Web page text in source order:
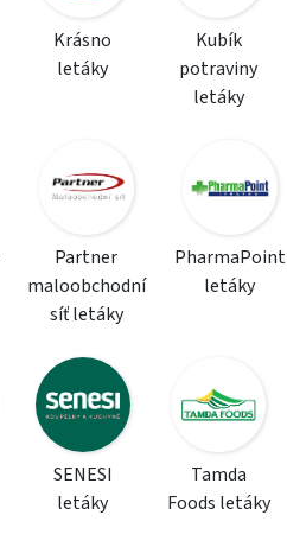
Krásno
letáky
Kubík
potraviny
letáky
Partner
maloobchodní
síť letáky
PharmaPoint
letáky
SENESI
letáky
Tamda
Foods letáky